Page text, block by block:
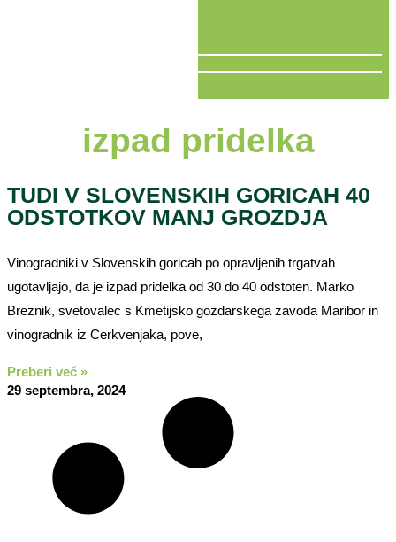
izpad pridelka
TUDI V SLOVENSKIH GORICAH 40
ODSTOTKOV MANJ GROZDJA
Vinogradniki v Slovenskih goricah po opravljenih trgatvah
ugotavljajo, da je izpad pridelka od 30 do 40 odstoten. Marko
Breznik, svetovalec s Kmetijsko gozdarskega zavoda Maribor in
vinogradnik iz Cerkvenjaka, pove,
Preberi več »
29 septembra, 2024